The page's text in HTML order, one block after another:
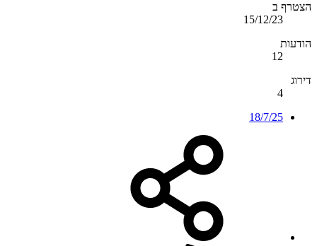
הצטרף ב
15/12/23
הודעות
12
דירוג
4
18/7/25